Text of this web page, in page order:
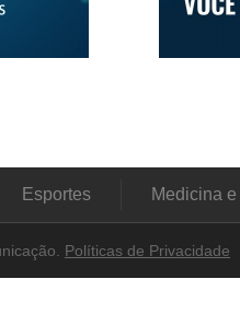
Esportes Medicina
Políticas de Privacidade